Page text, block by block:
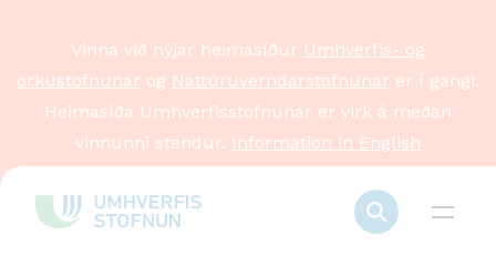
Vinna við nýjar heimasíður Umhverfis- og
orkustofnunar og Náttúruverndarstofnunar er í gangi.
Heimasíða Umhverfisstofnunar er virk á meðan
vinnunni stendur. Information in English